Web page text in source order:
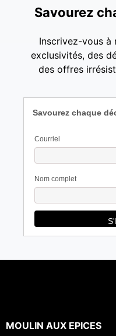
Savourez
Inscrivez-vous
exclusivités, des
des offres
Savourez chaque
Courriel
Nom complet
MOULIN AUX EPICES